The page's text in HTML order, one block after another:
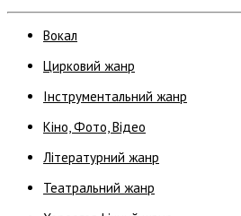
Вокал
Цирковий жанр
Інструментальний жанр
Кіно, Фото, Відео
Літературний жанр
Театральний жанр